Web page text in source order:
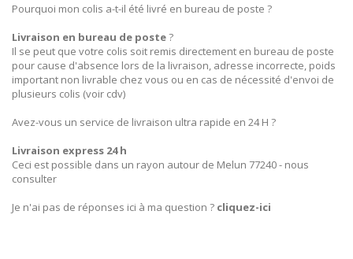
Pourquoi mon colis a-t-il été livré en bureau de poste ?
Livraison en bureau de poste?
Il se peut que votre colis soit remis directement en bureau de poste
pour cause d'absence lors de la livraison, adresse incorrecte, poids
important non livrable chez vous ou en cas de nécessité d'envoi de
plusieurs colis (voir cdv)
Avez-vous un service de livraison ultra rapide en 24 H ?
Livraison express 24 h
Ceci est possible dans un rayon autour de Melun 77240 - nous
consulter
Je n'ai pas de réponses ici à ma question ? cliquez-ici